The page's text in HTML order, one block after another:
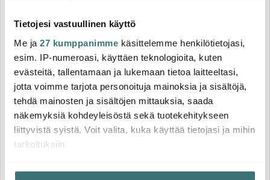
Tietojesi vastuullinen käyttö
Me ja 27 kumppanimme käsittelemme henkilötietojasi,
esim. IP-numeroasi, käyttäen teknologioita, kuten
evästeitä, tallentamaan ja lukemaan tietoa laitteeltasi,
jotta voimme tarjota personoituja mainoksia ja sisältöjä,
tehdä mainosten ja sisältöjen mittauksia, saada
näkemyksiä kohdeyleisöstä sekä tuotekehitykseen
liittyvistä syistä. Voit valita, kuka käyttää tietojasi ja mihin
tarkoituksiin.
Jos sallit, haluamme myös tehdä seuraavia:
Fiskars
Functional Form Paistinlasta
silikoni 29 cm
Marimekko
Unikko Kulho 11 cm 2 kpl